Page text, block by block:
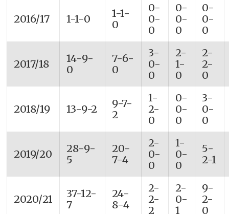
2016/17 1-1-0
1-1-
0
0-
0-
0
0-
0-
0
0-
0-
0
2017/18
14-9-
0
7-6-
0
3-
0-
0
2-
1-
0
2-
2-
0
2018/19 13-9-2
9-7-
2
1-
2-
0
0-
0-
0
3-
0-
0
2019/20
28-9-
5
20-
7-4
2-
0-
0
1-
0-
0
5-
2-1
2020/21
37-12-
7
24-
8-4
2-
2-
2
2-
0-
1
9-
2-
0